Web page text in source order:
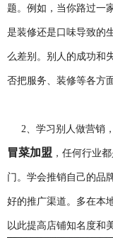
题。例如，当你路过一
是装修还是口味导致的
么差别。别人的成功和
否把服务、装修等各方
2、学习别人做营销
冒菜加盟 ，任何行业
门。学会推销自己的品
好的推广渠道。多在本
以此提高店铺知名度和